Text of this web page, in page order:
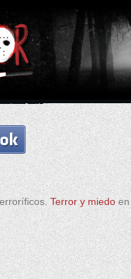
Terror y miedoen